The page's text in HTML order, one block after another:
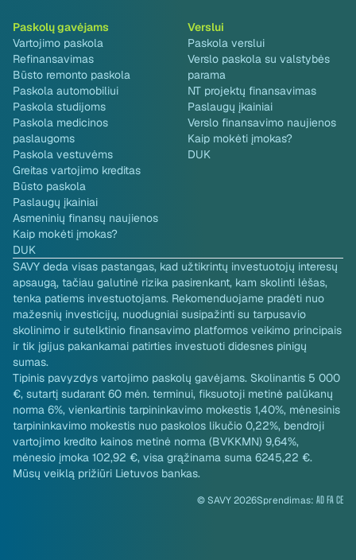
Paskolų gavėjams
Vartojimo paskola
Refinansavimas
Būsto remonto paskola
Paskola automobiliui
Paskola studijoms
Paskola medicinos
paslaugoms
Paskola vestuvėms
Greitas vartojimo kreditas
Būsto paskola
Paslaugų įkainiai
Asmeninių finansų naujienos
Kaip mokėti įmokas?
DUK
Verslui
Paskola verslui
Verslo paskola su valstybės
parama
NT projektų finansavimas
Paslaugų įkainiai
Verslo finansavimo naujienos
Kaip mokėti įmokas?
DUK
SAVY deda visas pastangas, kad užtikrintų investuotojų interesų
apsaugą, tačiau galutinė rizika pasirenkant, kam skolinti lėšas,
tenka patiems investuotojams. Rekomenduojame pradėti nuo
mažesnių investicijų, nuodugniai susipažinti su tarpusavio
skolinimo ir sutelktinio finansavimo platformos veikimo principais
ir tik įgijus pakankamai patirties investuoti didesnes pinigų
sumas.
Tipinis pavyzdys vartojimo paskolų gavėjams. Skolinantis 5 000
€, sutartį sudarant 60 mėn. terminui, fiksuotoji metinė palūkanų
norma 6%, vienkartinis tarpininkavimo mokestis 1,40%, mėnesinis
tarpininkavimo mokestis nuo paskolos likučio 0,22%, bendroji
vartojimo kredito kainos metinė norma (BVKKMN) 9,64%,
mėnesio įmoka 102,92 €, visa grąžinama suma 6245,22 €.
Mūsų veiklą prižiūri Lietuvos bankas.
© SAVY 2026Sprendimas: AD FA CE